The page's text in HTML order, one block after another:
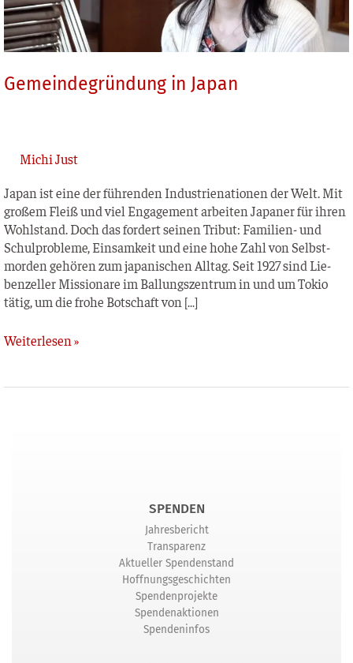
Gemeindegründung in Japan
Michi Just
Japan ist eine der füh­ren­den Indus­trie­na­tio­nen der Welt. Mit
gro­ßem Fleiß und viel Enga­ge­ment arbei­ten Japa­ner für ihren
Wohl­stand. Doch das for­dert sei­nen Tri­but: Fami­­li­en- und
Schul­pro­ble­me, Ein­sam­keit und eine hohe Zahl von Selbst­
mor­den gehö­ren zum japa­ni­schen All­tag. Seit 1927 sind Lie­
ben­zel­ler Mis­sio­na­re im Bal­lungs­zen­trum in und um Tokio
tätig, um die fro­he Bot­schaft von […]
Weiterlesen »
SPENDEN
Jahresbericht
Transparenz
Aktueller Spendenstand
Hoffnungsgeschichten
Spendenprojekte
Spendenaktionen
Spendeninfos